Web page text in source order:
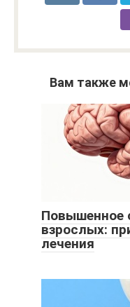
Вам также
Повышенное
взрослых:
лечения